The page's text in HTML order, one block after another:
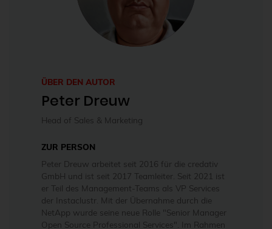
ÜBER DEN AUTOR
Peter Dreuw
Head of Sales & Marketing
ZUR PERSON
Peter Dreuw arbeitet seit 2016 für die credativ
GmbH und ist seit 2017 Teamleiter. Seit 2021 ist
er Teil des Management-Teams als VP Services
der Instaclustr. Mit der Übernahme durch die
NetApp wurde seine neue Rolle "Senior Manager
Open Source Professional Services". Im Rahmen